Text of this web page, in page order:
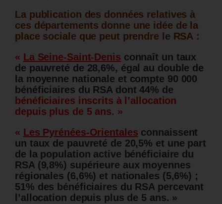
La publication des données relatives à
ces départements donne une idée de la
place sociale que peut prendre le RSA :
« La Seine-Saint-Denis connaît un taux
de pauvreté de 28,6%, égal au double de
la moyenne nationale et compte 90 000
bénéficiaires du RSA dont 44% de
bénéficiaires inscrits à l’allocation
depuis plus de 5 ans. »
« Les Pyrénées-Orientales connaissent
un taux de pauvreté de 20,5% et une part
de la population active bénéficiaire du
RSA (9,8%) supérieure aux moyennes
régionales (6,6%) et nationales (5,6%) ;
51% des bénéficiaires du RSA percevant
l’allocation depuis plus de 5 ans. »